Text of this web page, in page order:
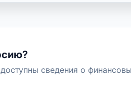
сведения о